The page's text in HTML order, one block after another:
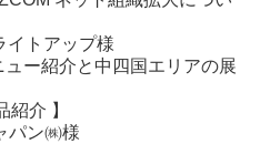
イトアップ様
ー紹介と中四国エリアの展
介 】
パン㈱様